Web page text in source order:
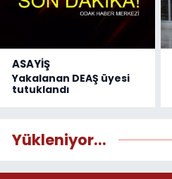
ASAYİŞ
Yakalanan DEAŞ üyesi
tutuklandı
Yükleniyor...